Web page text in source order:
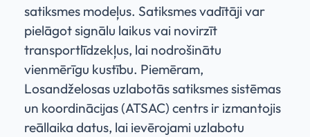
satiksmes modeļus. Satiksmes vadītāji var
pielāgot signālu laikus vai novirzīt
transportlīdzekļus, lai nodrošinātu
vienmērīgu kustību. Piemēram,
Losandželosas uzlabotās satiksmes sistēmas
un koordinācijas (ATSAC) centrs ir izmantojis
reāllaika datus, lai ievērojami uzlabotu